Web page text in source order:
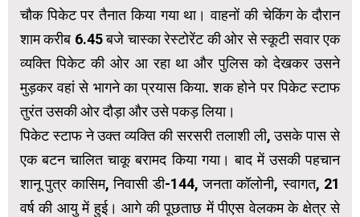
चौक पिकेट पर तैनात किया गया था। वाहनों की चेकिंग के दौरान
शाम करीब 6.45 बजे चास्का रेस्टोरेंट की ओर से स्कूटी सवार एक
व्यक्ति पिकेट की ओर आ रहा था और पुलिस को देखकर उसने
मुड़कर वहां से भागने का प्रयास किया. शक होने पर पिकेट स्टाफ
तुरंत उसकी ओर दौड़ा और उसे पकड़ लिया।
पिकेट स्टाफ ने उक्त व्यक्ति की सरसरी तलाशी ली, उसके पास से
एक बटन चालित चाकू बरामद किया गया। बाद में उसकी पहचान
शानू पुत्र कासिम, निवासी डी-144, जनता कॉलोनी, स्वागत, 21
वर्ष की आयु में हुई। आगे की पूछताछ में पीएस वेलकम के क्षेत्र से